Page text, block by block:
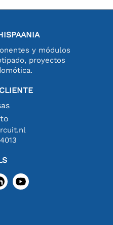
y módulos
proyectos